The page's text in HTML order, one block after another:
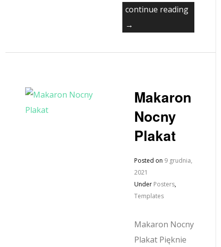
continue reading
→
Makaron
Nocny
Plakat
Posted on 9 grudnia,
2021
Under Posters,
Templates
Makaron Nocny
Plakat Pięknie